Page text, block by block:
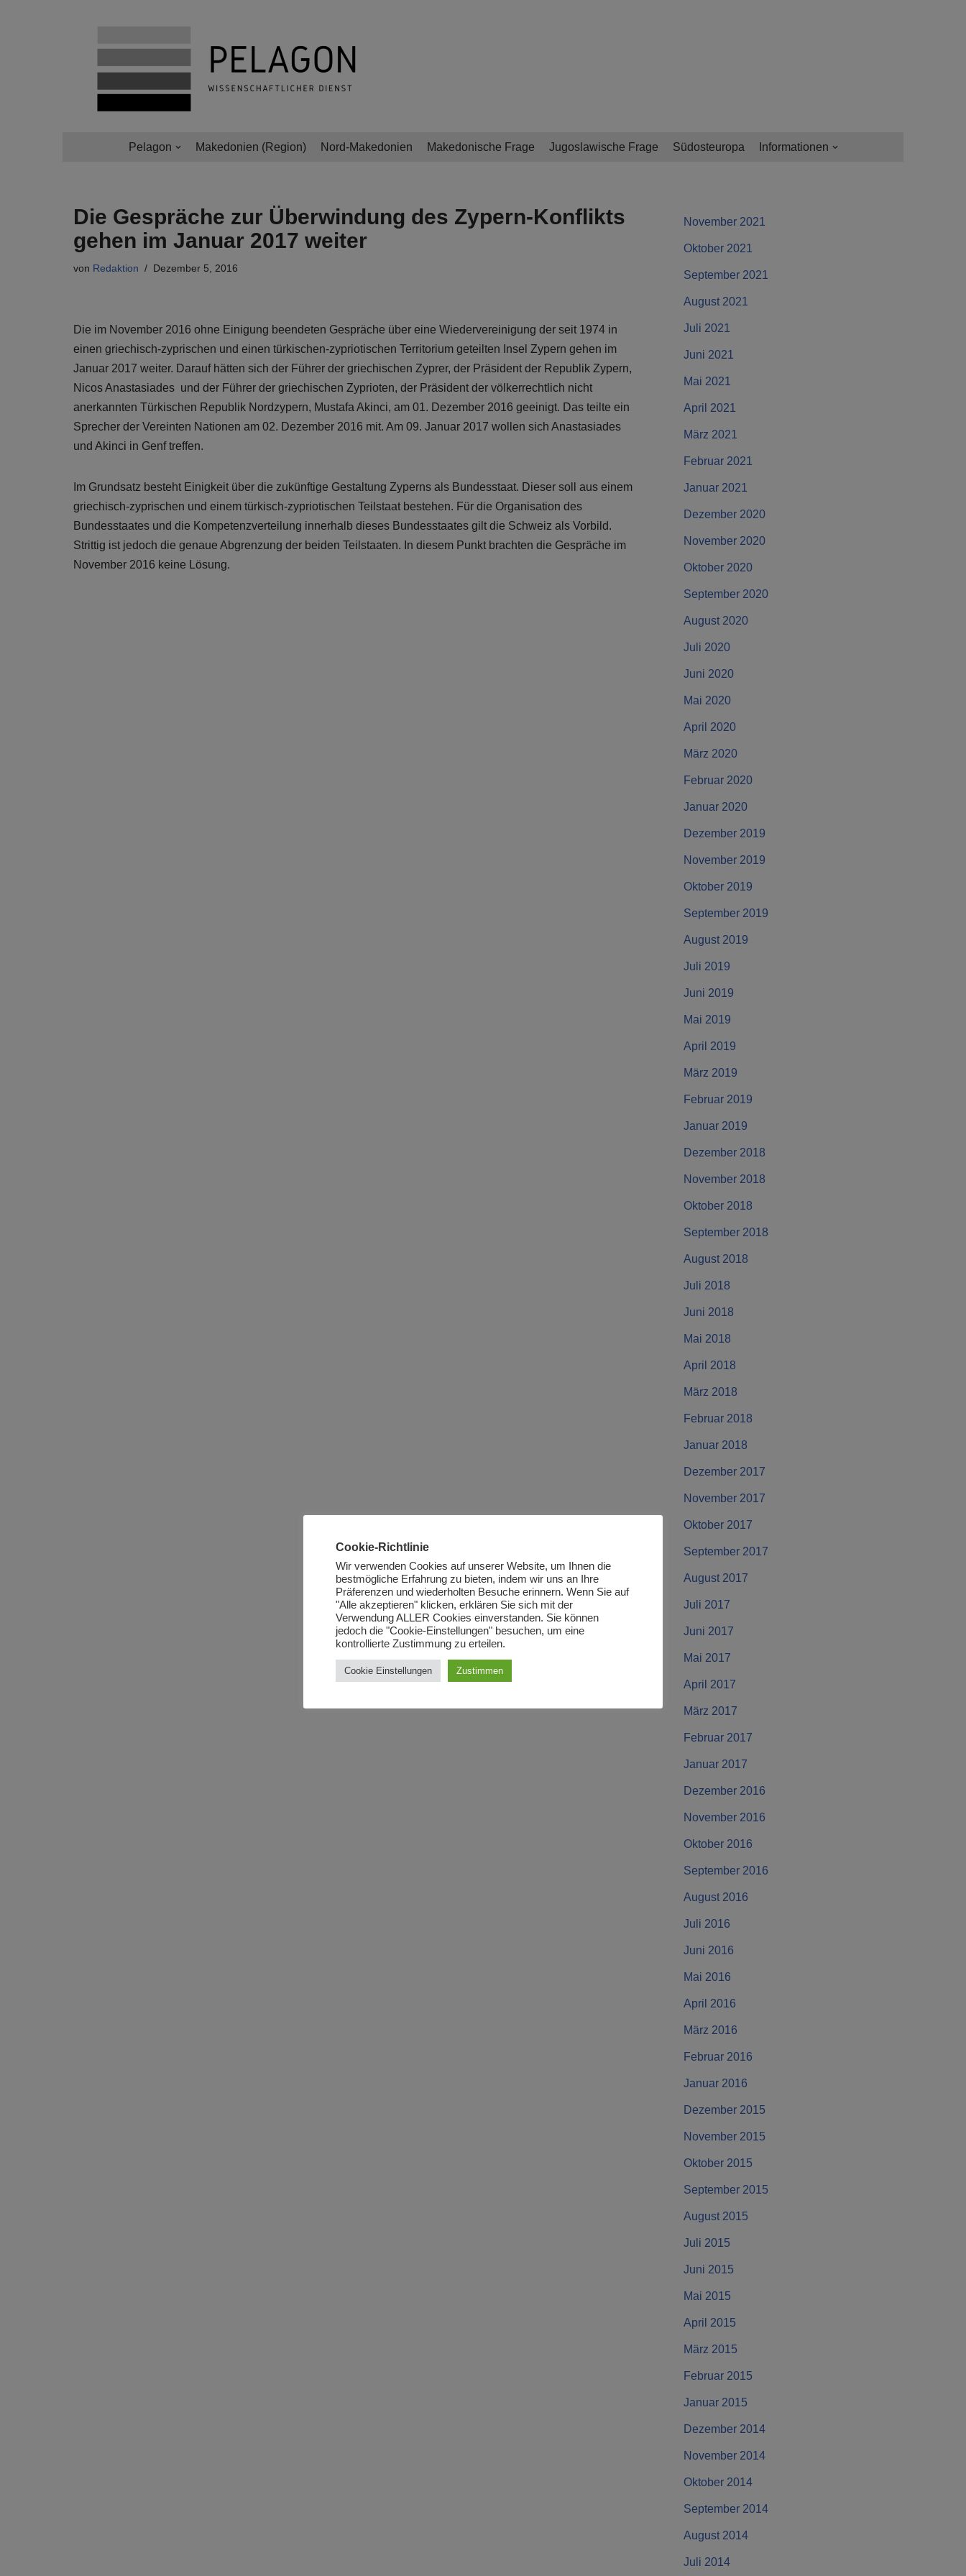
Pelagon Makedonien (Region) Nord-Makedonien Makedonische Frage Jugoslawische Frage Südosteuropa Informationen
Die Gespräche zur Überwindung des Zypern-Konflikts
gehen im Januar 2017 weiter
von Redaktion Dezember 5, 2016
Die im November 2016 ohne Einigung beendeten Gespräche über eine Wiedervereinigung der seit 1974 in
einen griechisch-zyprischen und einen türkischen-zypriotischen Territorium geteilten Insel Zypern gehen im
Januar 2017 weiter. Darauf hätten sich der Führer der griechischen Zyprer, der Präsident der Republik Zypern,
Nicos Anastasiades und der Führer der griechischen Zyprioten, der Präsident der völkerrechtlich nicht
anerkannten Türkischen Republik Nordzypern, Mustafa Akinci, am 01. Dezember 2016 geeinigt. Das teilte ein
Sprecher der Vereinten Nationen am 02. Dezember 2016 mit. Am 09. Januar 2017 wollen sich Anastasiades
und Akinci in Genf treffen.
Im Grundsatz besteht Einigkeit über die zukünftige Gestaltung Zyperns als Bundesstaat. Dieser soll aus einem
griechisch-zyprischen und einem türkisch-zypriotischen Teilstaat bestehen. Für die Organisation des
Bundesstaates und die Kompetenzverteilung innerhalb dieses Bundesstaates gilt die Schweiz als Vorbild.
Strittig ist jedoch die genaue Abgrenzung der beiden Teilstaaten. In diesem Punkt brachten die Gespräche im
November 2016 keine Lösung.
November 2021
Oktober 2021
September 2021
August 2021
Juli 2021
Juni 2021
Mai 2021
April 2021
März 2021
Februar 2021
Januar 2021
Dezember 2020
November 2020
Oktober 2020
September 2020
August 2020
Juli 2020
Juni 2020
Mai 2020
April 2020
März 2020
Februar 2020
Januar 2020
Dezember 2019
November 2019
Oktober 2019
September 2019
August 2019
Juli 2019
Juni 2019
Mai 2019
April 2019
März 2019
Februar 2019
Januar 2019
Dezember 2018
November 2018
Oktober 2018
September 2018
August 2018
Juli 2018
Juni 2018
Mai 2018
April 2018
März 2018
Februar 2018
Januar 2018
Dezember 2017
November 2017
Oktober 2017
September 2017
August 2017
Juli 2017
Juni 2017
Mai 2017
April 2017
März 2017
Februar 2017
Januar 2017
Dezember 2016
November 2016
Oktober 2016
September 2016
August 2016
Juli 2016
Juni 2016
Mai 2016
April 2016
März 2016
Februar 2016
Januar 2016
Dezember 2015
November 2015
Oktober 2015
September 2015
August 2015
Juli 2015
Juni 2015
Mai 2015
April 2015
März 2015
Februar 2015
Januar 2015
Dezember 2014
November 2014
Oktober 2014
September 2014
August 2014
Juli 2014
Cookie-Richtlinie
Wir verwenden Cookies auf unserer Website, um Ihnen die
bestmögliche Erfahrung zu bieten, indem wir uns an Ihre
Präferenzen und wiederholten Besuche erinnern. Wenn Sie auf
"Alle akzeptieren" klicken, erklären Sie sich mit der
Verwendung ALLER Cookies einverstanden. Sie können
jedoch die "Cookie-Einstellungen" besuchen, um eine
kontrollierte Zustimmung zu erteilen.
Cookie Einstellungen Zustimmen